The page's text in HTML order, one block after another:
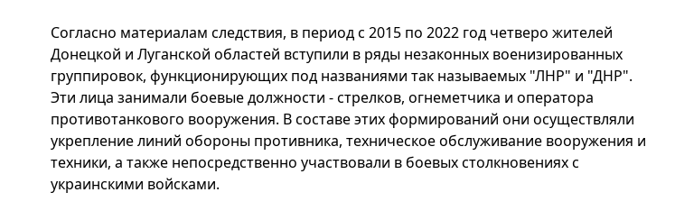
Согласно материалам следствия, в период с 2015 по 2022 год четверо жителей
Донецкой и Луганской областей вступили в ряды незаконных военизированных
группировок, функционирующих под названиями так называемых "ЛНР" и "ДНР".
Эти лица занимали боевые должности - стрелков, огнеметчика и оператора
противотанкового вооружения. В составе этих формирований они осуществляли
укрепление линий обороны противника, техническое обслуживание вооружения и
техники, а также непосредственно участвовали в боевых столкновениях с
украинскими войсками.